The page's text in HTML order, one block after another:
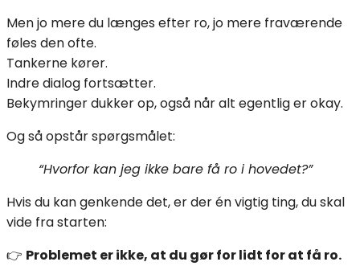
Men jo mere du længes efter ro, jo mere fraværende
føles den ofte.
Tankerne kører.
Indre dialog fortsætter.
Bekymringer dukker op, også når alt egentlig er okay.
Og så opstår spørgsmålet:
“Hvorfor kan jeg ikke bare få ro i hovedet?”
Hvis du kan genkende det, er der én vigtig ting, du skal
vide fra starten:
👉 Problemet er ikke, at du gør for lidt for at få ro.